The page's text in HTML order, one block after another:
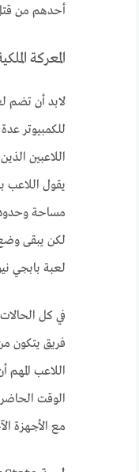
أحدهم من قتل
المعركة
للكمبيوتر
اللاعبين
يقول اللاعب
مساحة
لكن يبقى وضع
لعبة بابجي
في كل
فريق يتكون
اللاعب المهم
الوقت
مع الأجهزة